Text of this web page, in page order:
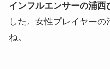
インフルエンサーの浦西
した。女性プレイヤー
ね。